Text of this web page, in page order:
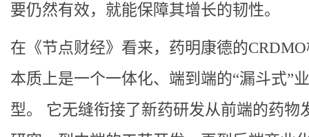
要仍然有效，就能保障其增长的韧性。
在《节点财经》看来，药明康德的
本质上是一个一体化、端到端的“漏斗式”
型。 它无缝衔接了新药研发从前端的药物